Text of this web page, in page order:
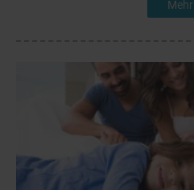
Mehr